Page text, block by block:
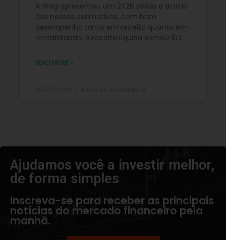
A Weg apresentou um 2T26 sólido e acima
das nossas estimativas, com bom
desempenho tanto em receita quanto em
rentabilidade. A receita líquida somou 10,1
READ MORE »
Ajudamos você a investir melhor,
de forma simples​
Inscreva-se para receber as principais
notícias do mercado financeiro pela
manhã.